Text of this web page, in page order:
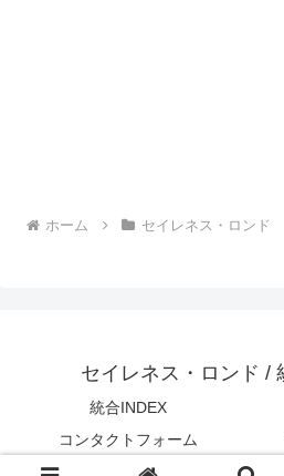
ホーム セイレネス・ロンド
セイレネス・ロンド /
統合INDEX
コンタクトフォーム